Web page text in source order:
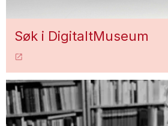
Søk i DigitaltMuseum